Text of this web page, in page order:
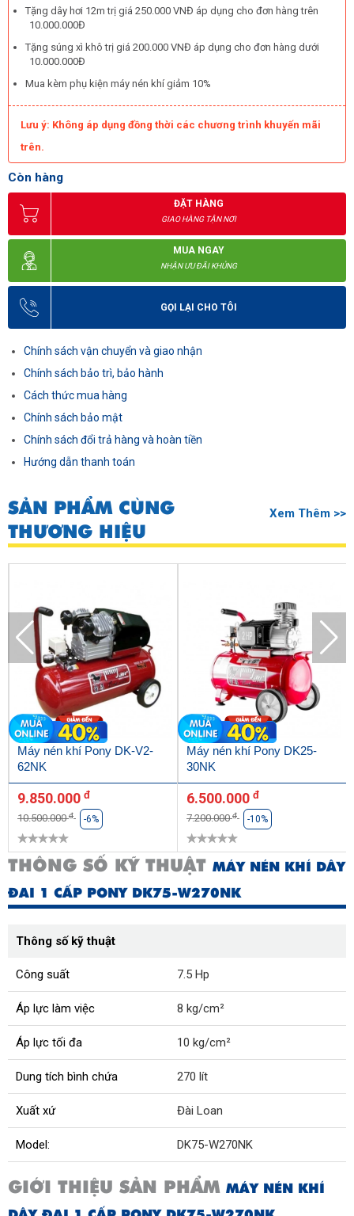
Tặng dây hơi 12m trị giá 250.000 VNĐ áp dụng cho đơn hàng trên
10.000.000Đ
Tặng súng xì khô trị giá 200.000 VNĐ áp dụng cho đơn hàng dưới
10.000.000Đ
Mua kèm phụ kiện máy nén khí giảm 10%
Lưu ý: Không áp dụng đồng thời các chương trình khuyến mãi
trên.
Còn hàng
ĐẶT HÀNG
GIAO HÀNG TẬN NƠI
MUA NGAY
NHẬN ƯU ĐÃI KHỦNG
GỌI LẠI CHO TÔI
Chính sách vận chuyển và giao nhận
Chính sách bảo trì, bảo hành
Cách thức mua hàng
Chính sách bảo mật
Chính sách đổi trả hàng và hoàn tiền
Hướng dẫn thanh toán
SẢN PHẨM CÙNG
THƯƠNG HIỆU
Xem Thêm >>
Máy nén khí Pony DK-V2-
62NK
9.850.000 đ
10.500.000đ -6%
Máy nén khí Pony DK25-
30NK
6.500.000 đ
7.200.000đ -10%
THÔNG SỐ KỸ THUẬT MÁY NÉN KHÍ DÂY
ĐAI 1 CẤP PONY DK75-W270NK
Thông số kỹ thuật
Công suất 7.5 Hp
Áp lực làm việc 8 kg/cm²
Áp lực tối đa 10 kg/cm²
Dung tích bình chứa 270 lít
Xuất xứ Đài Loan
Model: DK75-W270NK
GIỚI THIỆU SẢN PHẨM MÁY NÉN KHÍ